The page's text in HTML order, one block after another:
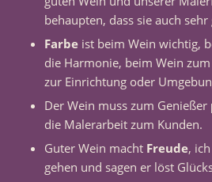
behaupten, dass sie auch sehr
Farbeist beim Wein wichtig,
die Harmonie, beim Wein
zur Einrichtung oder
Der Wein muss zum Genießer
die Malerarbeit zum Kunden.
Guter Wein macht Freude,
gehen und sagen er löst